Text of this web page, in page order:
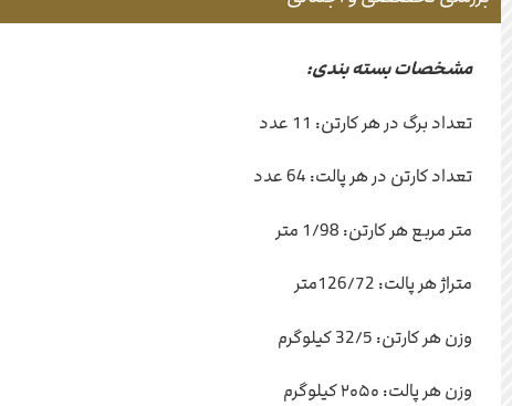
مشخصات بسته بندی:
تعداد برگ در هر کارتن: 11 عدد
تعداد کارتن در هر پالت: 64 عدد
متر مربع هر کارتن: 1/98 متر
متراژ هر پالت: 126/72متر
وزن هر کارتن: 32/5 کیلوگرم
وزن هر پالت: ۲۰۵۰ کیلوگرم